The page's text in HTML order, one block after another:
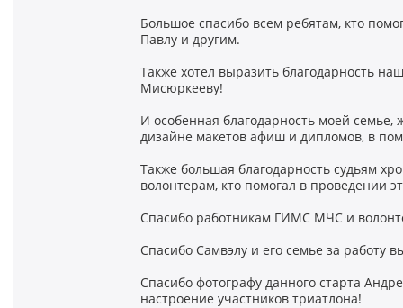
Большое спасибо всем ребятам, кто
Павлу и другим.
Также хотел выразить благодарность
Мисюркееву!
И особенная благодарность моей
дизайне макетов афиш и дипломов, в
Также большая благодарность судьям
волонтерам, кто помогал в проведении
Спасибо работникам ГИМС МЧС и
Спасибо Самвэлу и его семье за работу
Спасибо фотографу данного старта
настроение участников триатлона!